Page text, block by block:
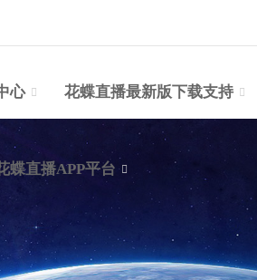
心 花蝶直播最新版下载支持
蝶直播APP平台